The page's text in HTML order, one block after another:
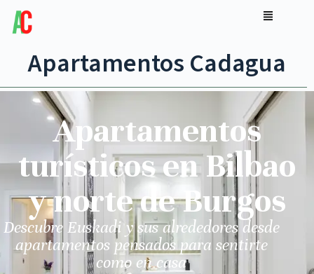
Apartamentos Cadagua
Apartamentos
turísticos en Bilbao
y norte de Burgos
Descubre Euskadi y sus alrededores desde
apartamentos pensados para sentirte
como en casa